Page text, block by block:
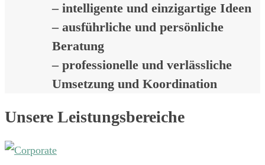
– intelligente und einzigartige Ideen
– ausführliche und persönliche
Beratung
– professionelle und verlässliche
Umsetzung und Koordination
Unsere Leistungsbereiche